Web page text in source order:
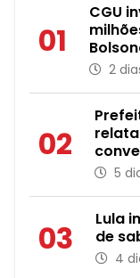
01
CGU
2
02
5
03
Lula
de
4